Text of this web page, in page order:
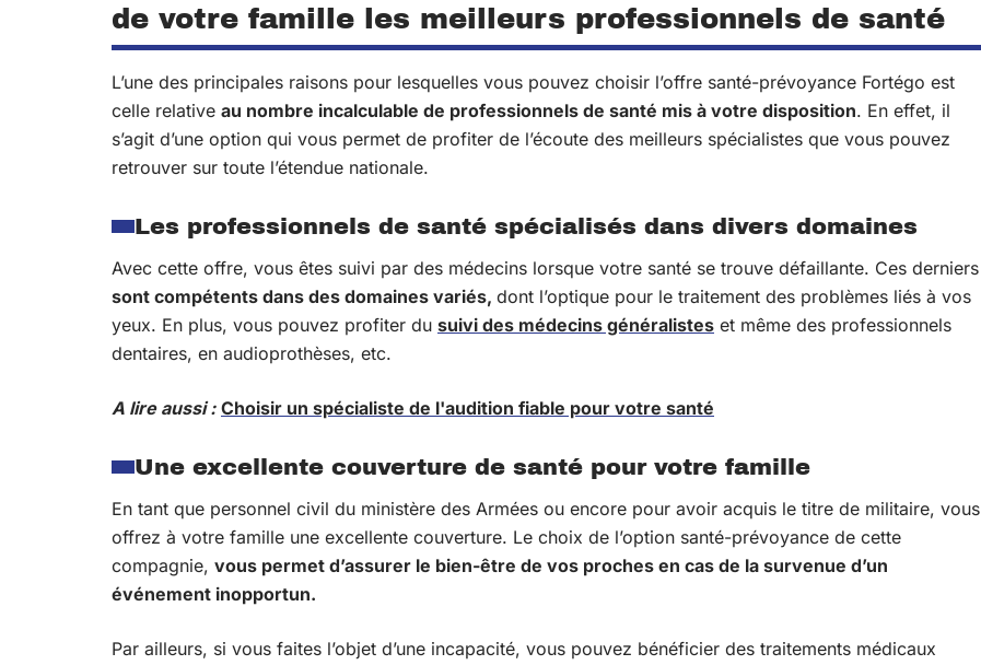
de votre famille les meilleurs professionnels de santé
L’une des principales raisons pour lesquelles vous pouvez choisir l’offre santé-prévoyance Fortégo est
celle relative au nombre incalculable de professionnels de santé mis à votre disposition. En effet, il
s’agit d’une option qui vous permet de profiter de l’écoute des meilleurs spécialistes que vous pouvez
retrouver sur toute l’étendue nationale.
Les professionnels de santé spécialisés dans divers domaines
Avec cette offre, vous êtes suivi par des médecins lorsque votre santé se trouve défaillante. Ces derniers
sont compétents dans des domaines variés, dont l’optique pour le traitement des problèmes liés à vos
yeux. En plus, vous pouvez profiter du suivi des médecins généralistes et même des professionnels
dentaires, en audioprothèses, etc.
A lire aussi : Choisir un spécialiste de l'audition fiable pour votre santé
Une excellente couverture de santé pour votre famille
En tant que personnel civil du ministère des Armées ou encore pour avoir acquis le titre de militaire, vous
offrez à votre famille une excellente couverture. Le choix de l’option santé-prévoyance de cette
compagnie, vous permet d’assurer le bien-être de vos proches en cas de la survenue d’un
événement inopportun.
Par ailleurs, si vous faites l’objet d’une incapacité, vous pouvez bénéficier des traitements médicaux